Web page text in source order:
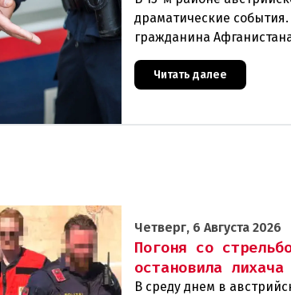
драматические
гражданина
задер
Читать далее
Четверг, 6 Августа 2026
Погоня со
остановила
В среду днем в